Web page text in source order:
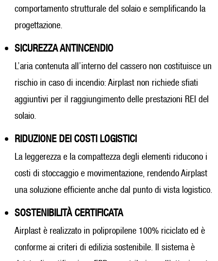
comportamento strutturale del solaio e semplificando la
progettazione.
SICUREZZA ANTINCENDIO
L’aria contenuta all’interno del cassero non costituisce un
rischio in caso di incendio: Airplast non richiede sfiati
aggiuntivi per il raggiungimento delle prestazioni REI del
solaio.
RIDUZIONE DEI COSTI LOGISTICI
La leggerezza e la compattezza degli elementi riducono i
costi di stoccaggio e movimentazione, rendendo Airplast
una soluzione efficiente anche dal punto di vista logistico.
SOSTENIBILITÀ CERTIFICATA
Airplast è realizzato in polipropilene 100% riciclato ed è
conforme ai criteri di edilizia sostenibile. Il sistema è